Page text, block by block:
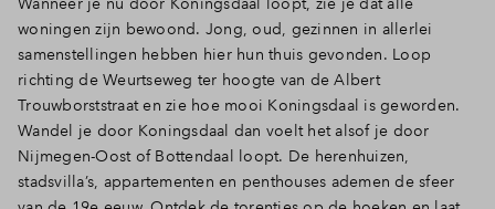
woningen zijn bewoond. Jong, oud, gezinnen in allerlei
samenstellingen hebben hier hun thuis gevonden. Loop
richting de Weurtseweg ter hoogte van de Albert
Trouwborststraat en zie hoe mooi Koningsdaal is geworden.
Wandel je door Koningsdaal dan voelt het alsof je door
Nijmegen-Oost of Bottendaal loopt. De herenhuizen,
stadsvilla’s, appartementen en penthouses ademen de sfeer